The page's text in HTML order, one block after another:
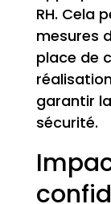
RH. Cela
mesures
place de
garantir
sécurité.